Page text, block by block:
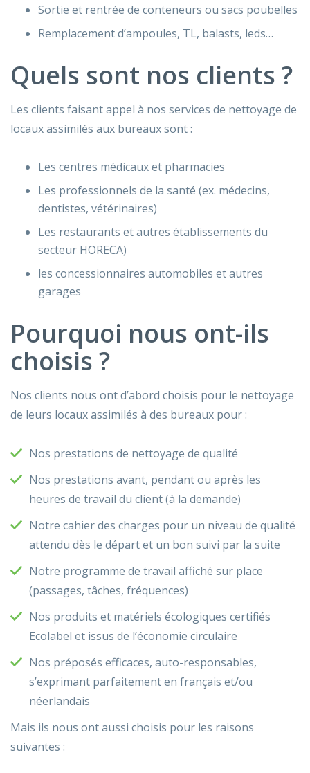
Sortie et rentrée de conteneurs ou sacs poubelles
Remplacement d’ampoules, TL, balasts, leds…
Quels sont nos clients ?
Les clients faisant appel à nos services de nettoyage de
locaux assimilés aux bureaux sont :
Les centres médicaux et pharmacies
Les professionnels de la santé (ex. médecins,
dentistes, vétérinaires)
Les restaurants et autres établissements du
secteur HORECA)
les concessionnaires automobiles et autres
garages
Pourquoi nous ont-ils
choisis ?
Nos clients nous ont d’abord choisis pour le nettoyage
de leurs locaux assimilés à des bureaux pour :
Nos prestations de nettoyage de qualité
Nos prestations avant, pendant ou après les
heures de travail du client (à la demande)
Notre cahier des charges pour un niveau de qualité
attendu dès le départ et un bon suivi par la suite
Notre programme de travail affiché sur place
(passages, tâches, fréquences)
Nos produits et matériels écologiques certifiés
Ecolabel et issus de l’économie circulaire
Nos préposés efficaces, auto-responsables,
s’exprimant parfaitement en français et/ou
néerlandais
Mais ils nous ont aussi choisis pour les raisons
suivantes :